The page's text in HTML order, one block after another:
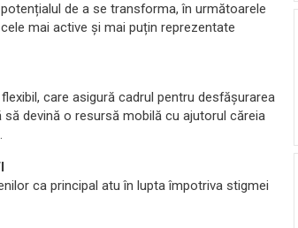
de a se transforma, în următoarele
mai active și mai puțin reprezentate
care asigură cadrul pentru desfășurarea
devină o resursă mobilă cu ajutorul căreia
ca principal atu în lupta împotriva stigmei